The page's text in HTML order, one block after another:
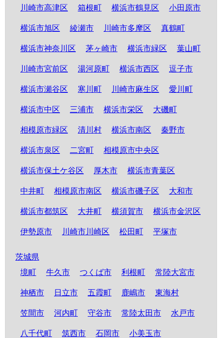
川崎市高津区 箱根町 横浜市鶴見区 小田原市
横浜市旭区 綾瀬市 川崎市多摩区 真鶴町
横浜市神奈川区 茅ヶ崎市 横浜市緑区 葉山町
川崎市宮前区 湯河原町 横浜市西区 逗子市
横浜市瀬谷区 寒川町 川崎市麻生区 愛川町
横浜市中区 三浦市 横浜市栄区 大磯町
相模原市緑区 清川村 横浜市南区 秦野市
横浜市泉区 二宮町 相模原市中央区
横浜市保土ケ谷区 厚木市 横浜市青葉区
中井町 相模原市南区 横浜市磯子区 大和市
横浜市都筑区 大井町 横須賀市 横浜市金沢区
伊勢原市 川崎市川崎区 松田町 平塚市
茨城県
境町
牛久市 つくば市 利根町 常陸大宮市
神栖市 日立市 五霞町 鹿嶋市 東海村
笠間市 河内町 守谷市 常陸太田市 水戸市
八千代町 筑西市 石岡市 小美玉市